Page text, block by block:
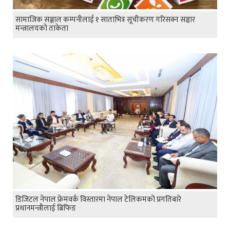
सामाजिक सञ्जाल कम्पनीलाई १ साताभित्र सूचीकरण गरिसक्न सञ्चार
मन्त्रालयको ताकेता
डिजिटल नेपाल फ्रेमवर्क विस्तारमा नेपाल टेलिकमको प्रगतिबारे
प्रधानमन्त्रीलाई ब्रिफिङ